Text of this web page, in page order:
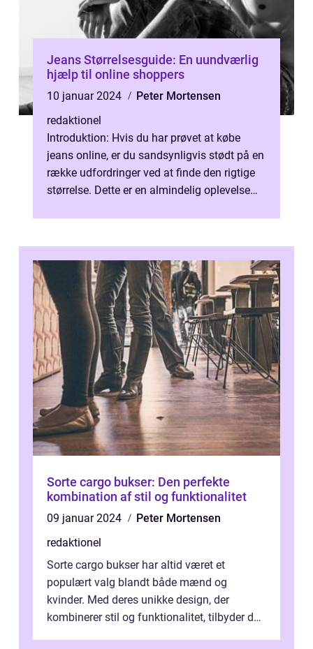
Jeans Størrelsesguide: En uundværlig
hjælp til online shoppers
10 januar 2024
Peter Mortensen
redaktionel
Introduktion: Hvis du har prøvet at købe
jeans online, er du sandsynligvis stødt på en
række udfordringer ved at finde den rigtige
størrelse. Dette er en almindelig oplevelse
Sorte cargo bukser: Den perfekte
kombination af stil og funktionalitet
09 januar 2024
Peter Mortensen
redaktionel
Sorte cargo bukser har altid været et
populært valg blandt både mænd og
kvinder. Med deres unikke design, der
kombinerer stil og funktionalitet, tilbyder de